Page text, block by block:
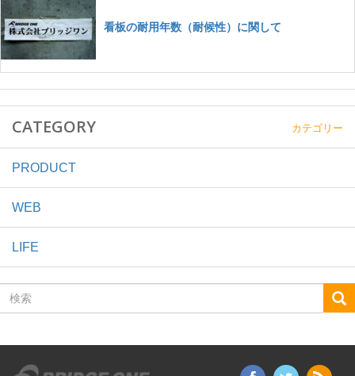
CATEGORY カテゴリー
PRODUCT
WEB
LIFE